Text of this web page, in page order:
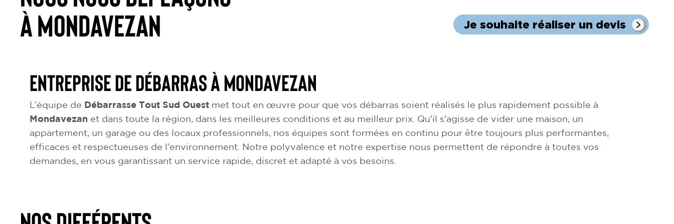
à Mondavezan
Je souhaite réaliser un devis
Entreprise de débarras à Mondavezan
L’équipe de Débarrasse Tout Sud Ouest met tout en œuvre pour que vos débarras soient réalisés le plus rapidement possible à
Mondavezan et dans toute la région, dans les meilleures conditions et au meilleur prix. Qu'il s'agisse de vider une maison, un
appartement, un garage ou des locaux professionnels, nos équipes sont formées en continu pour être toujours plus performantes,
efficaces et respectueuses de l'environnement. Notre polyvalence et notre expertise nous permettent de répondre à toutes vos
demandes, en vous garantissant un service rapide, discret et adapté à vos besoins.